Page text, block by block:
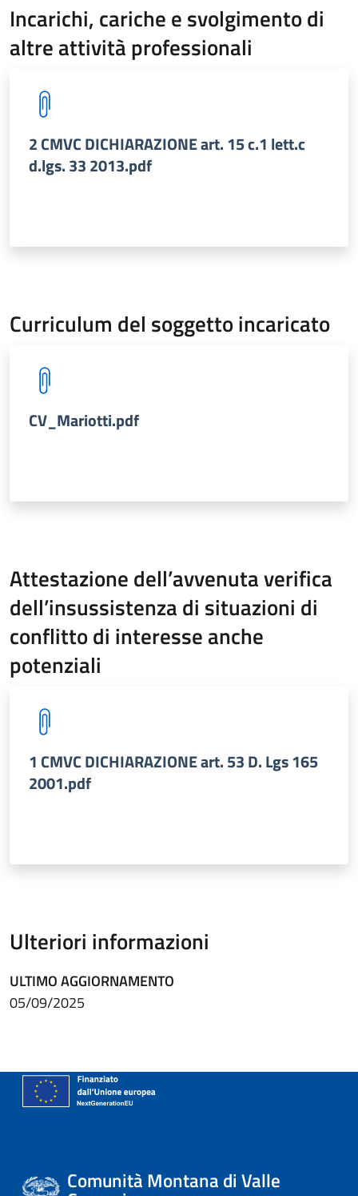
Incarichi, cariche e svolgimento di
altre attività professionali
2 CMVC DICHIARAZIONE art. 15 c.1 lett.c
d.lgs. 33 2013.pdf
Curriculum del soggetto incaricato
CV_Mariotti.pdf
Attestazione dell’avvenuta verifica
dell’insussistenza di situazioni di
conflitto di interesse anche
potenziali
1 CMVC DICHIARAZIONE art. 53 D. Lgs 165
2001.pdf
Ulteriori informazioni
ULTIMO AGGIORNAMENTO
05/09/2025
Comunità Montana di Valle